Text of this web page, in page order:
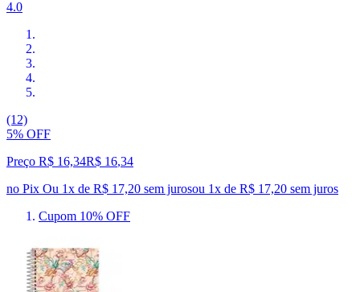
4.0
(12)
5% OFF
Preço R$ 16,34R$ 16,34
no Pix Ou 1x de R$ 17,20 sem jurosou 1x de R$ 17,20 sem juros
Cupom 10% OFF